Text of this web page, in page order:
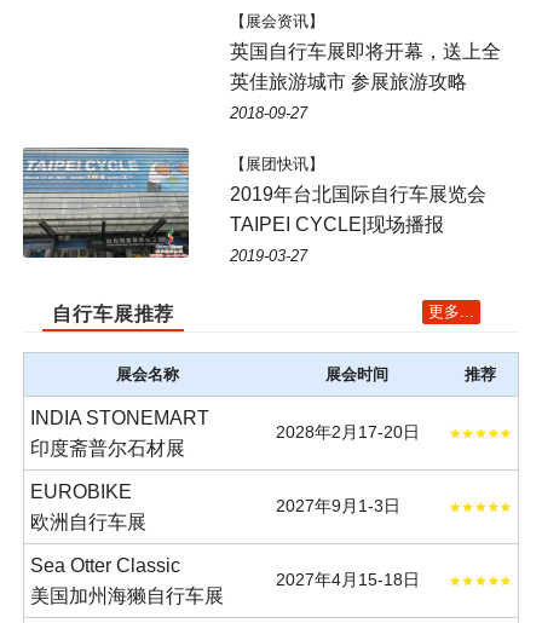
【展会资讯】
英国自行车展即将开幕，送上全
英佳旅游城市 参展旅游攻略
2018-09-27
【展团快讯】
2019年台北国际自行车展览会
TAIPEI CYCLE|现场播报
2019-03-27
自行车展推荐 更多...
展会名称 展会时间 推荐
INDIA STONEMART
印度斋普尔石材展
2028年2月17-20日
EUROBIKE
欧洲自行车展
2027年9月1-3日
Sea Otter Classic
美国加州海獭自行车展
2027年4月15-18日